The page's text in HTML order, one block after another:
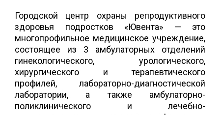
Городской центр охраны репродуктивного
здоровья подростков «Ювента» — это
многопрофильное медицинское учреждение,
состоящее из 3 амбулаторных отделений
гинекологического, урологического,
хирургического и терапевтического
профилей, лабораторно-диагностической
лаборатории, а также амбулаторно-
поликлинического и лечебно-